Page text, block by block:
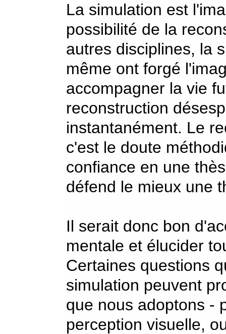
La simulation est
possibilité de la
autres disciplines, la
même ont forgé
accompagner la vie
reconstruction
instantanément. Le
c'est le doute
confiance en une
défend le mieux une
Il serait donc bon
mentale et élucider
Certaines questions
simulation peuvent
que nous adoptons -
perception visuelle,